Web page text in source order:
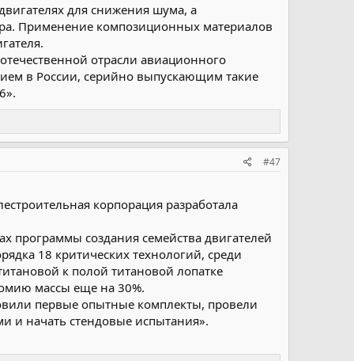
для снижения шума, а
Применение композиционных материалов
отрасли авиационного
в России, серийно выпускающим такие
#47
корпорация разработала
программы создания семейства двигателей
18 критических технологий, среди
к полой титановой лопатке
массы еще на 30%.
первые опытные комплекты, провели
и начать стендовые испытания».